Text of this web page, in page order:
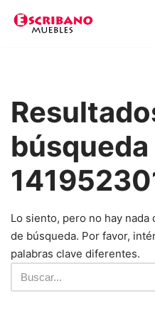
búsqueda
Lo siento, pero no hay
de búsqueda. Por favor,
palabras clave diferentes.